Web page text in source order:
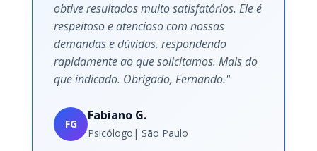
obtive resultados muito satisfatórios. Ele é
respeitoso e atencioso com nossas
demandas e dúvidas, respondendo
rapidamente ao que solicitamos. Mais do
que indicado. Obrigado, Fernando."
FG
Fabiano G.
Psicólogo| São Paulo